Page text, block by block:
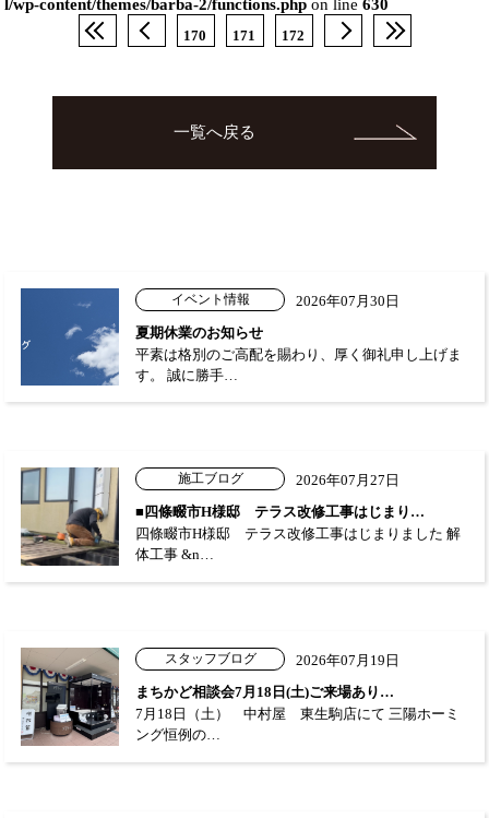
l/wp-content/themes/barba-2/functions.php on line630
170 171 172
一覧へ戻る
イベント情報
2026年07月30日
夏期休業のお知らせ
平素は格別のご高配を賜わり、厚く御礼申し上げま
す。 誠に勝手…
施工ブログ
2026年07月27日
■四條畷市H様邸 テラス改修工事はじまり…
四條畷市H様邸 テラス改修工事はじまりました 解
体工事 &n…
スタッフブログ
2026年07月19日
まちかど相談会7月18日(土)ご来場あり…
7月18日（土） 中村屋 東生駒店にて 三陽ホーミ
ング恒例の…